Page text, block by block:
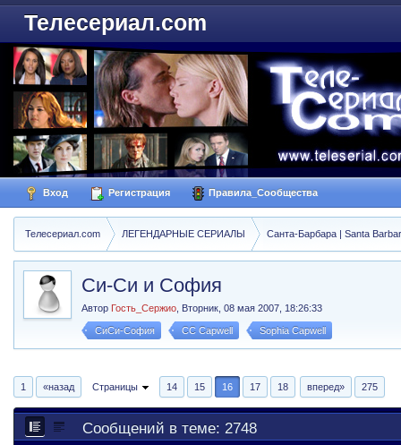
Телесериал.com
Вход Регистрация Правила_Сообщества
Телесериал.com ЛЕГЕНДАРНЫЕ СЕРИАЛЫ Санта-Барбара | Santa
Си-Си и София
Автор Гость_Сержио Вторник, 08 мая 2007, 18:26:33
СиСи-София CC Capwell Sophia Capwell
1 «назад Страницы 14 15 16 17 18 вперед» 275
Сообщений в теме: 2748